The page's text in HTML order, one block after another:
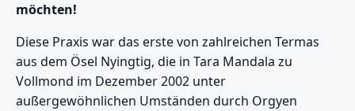
möchten!
Diese Praxis war das erste von zahlreichen Termas
aus dem Ösel Nyingtig, die in Tara Mandala zu
Vollmond im Dezember 2002 unter
außergewöhnlichen Umständen durch Orgyen